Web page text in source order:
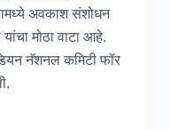
अवकाश संशोधन
मोठा वाटा आहे.
नॅशनल कमिटी फॉर